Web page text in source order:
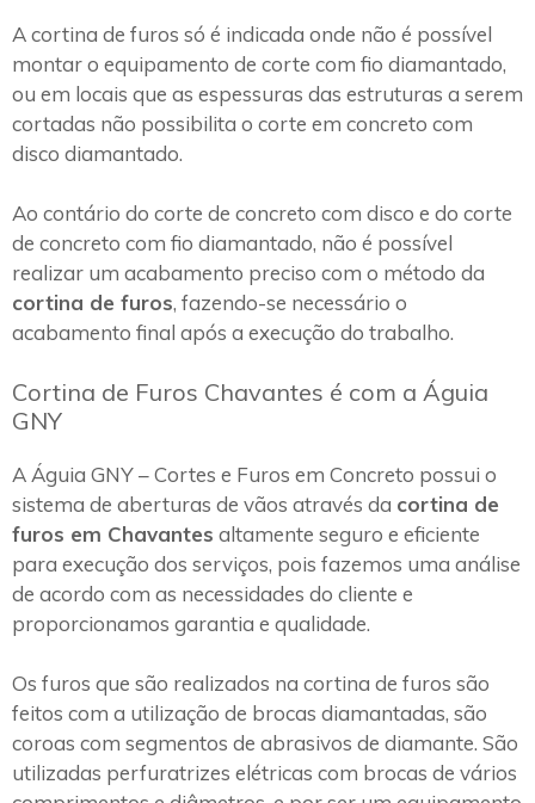
A cortina de furos só é indicada onde não é possível
montar o equipamento de corte com fio diamantado,
ou em locais que as espessuras das estruturas a serem
cortadas não possibilita o corte em concreto com
disco diamantado.
Ao contário do corte de concreto com disco e do corte
de concreto com fio diamantado, não é possível
realizar um acabamento preciso com o método da
cortina de furos, fazendo-se necessário o
acabamento final após a execução do trabalho.
Cortina de Furos Chavantes é com a Águia
GNY
A Águia GNY – Cortes e Furos em Concreto possui o
sistema de aberturas de vãos através da cortina de
furos em Chavantes altamente seguro e eficiente
para execução dos serviços, pois fazemos uma análise
de acordo com as necessidades do cliente e
proporcionamos garantia e qualidade.
Os furos que são realizados na cortina de furos são
feitos com a utilização de brocas diamantadas, são
coroas com segmentos de abrasivos de diamante. São
utilizadas perfuratrizes elétricas com brocas de vários